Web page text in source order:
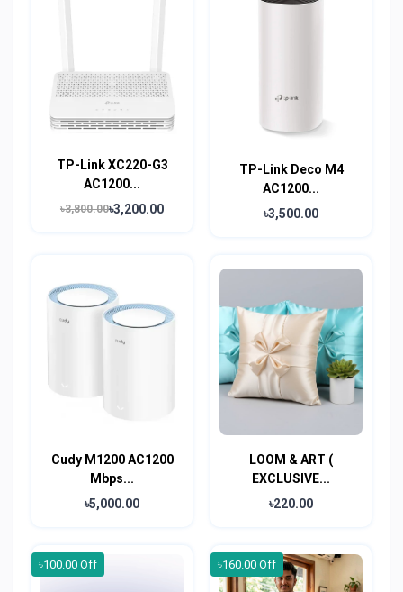
TP-Link XC220-G3
AC1200...
৳3,800.00৳3,200.00
TP-Link Deco M4
AC1200...
৳3,500.00
Cudy M1200 AC1200
Mbps...
৳5,000.00
LOOM & ART (
EXCLUSIVE...
৳220.00
৳100.00 Off ৳160.00 Off